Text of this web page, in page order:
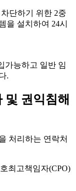
단하기 위한 2중
을 설치하여 24시
가능하고 일반 임
.
및 권익침해
처리하는 연락처
최고책임자(CPO)